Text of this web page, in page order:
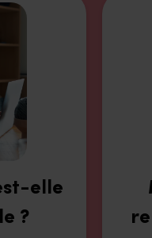
elle
?